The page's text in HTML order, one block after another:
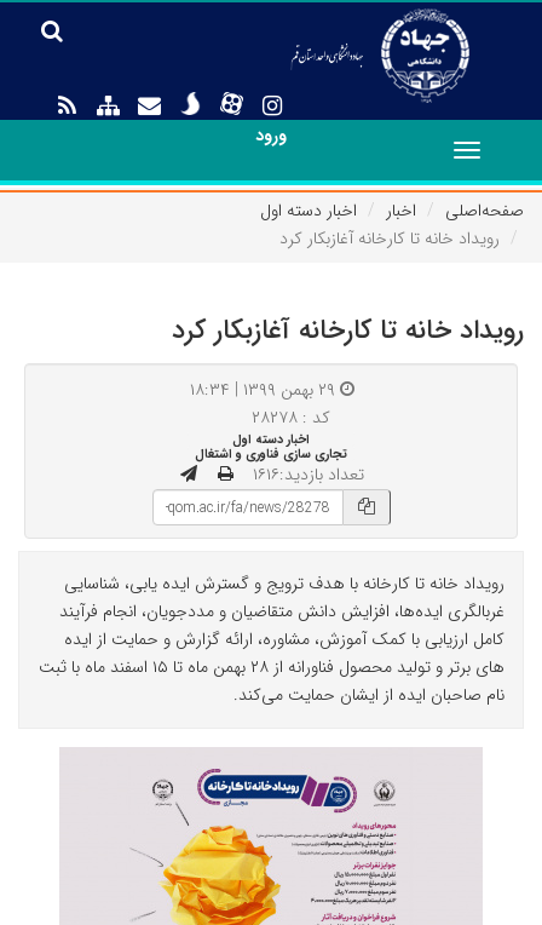
ورود
Toggle
navigation
صفحه‌اصلی
اخبار
اخبار دسته اول
رویداد خانه تا کارخانه آغازبکار کرد
رویداد خانه تا کارخانه آغازبکار کرد
۲۹ بهمن ۱۳۹۹ | ۱۸:۳۴
کد : ۲۸۲۷۸
اخبار دسته اول
تجاری سازی فناوری و اشتغال
تعداد بازدید:۱۶۱۶
رویداد خانه تا کارخانه با هدف ترویج و گسترش ایده یابی، شناسایی
غربالگری ایده‌ها، افزایش دانش متقاضیان و مددجویان، انجام فرآیند
کامل ارزیابی با کمک آموزش، مشاوره، ارائه گزارش و حمایت از ایده
های برتر و تولید محصول فناورانه از ۲۸ بهمن ماه تا ۱۵ اسفند ماه با ثبت
نام صاحبان ایده از ایشان حمایت می‌کند.